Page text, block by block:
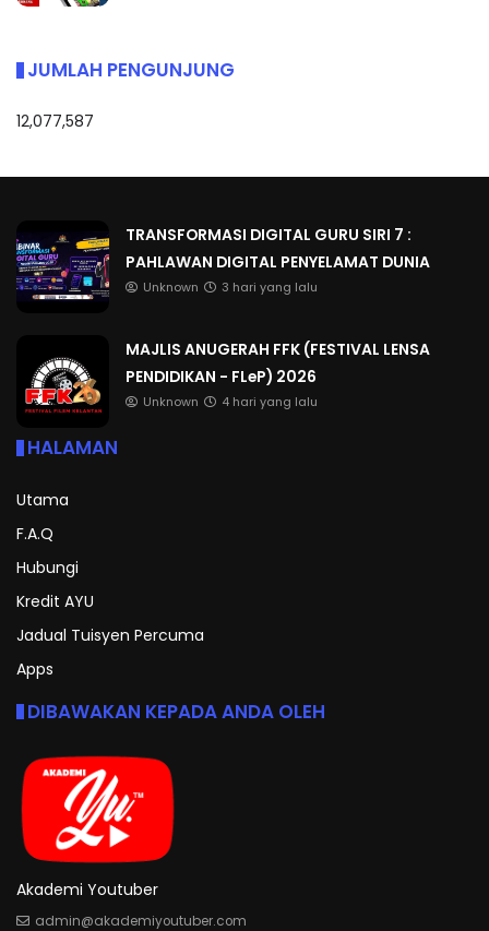
JUMLAH PENGUNJUNG
12,077,587
TRANSFORMASI DIGITAL GURU SIRI 7 :
PAHLAWAN DIGITAL PENYELAMAT DUNIA
Unknown 3 hari yang lalu
MAJLIS ANUGERAH FFK (FESTIVAL LENSA
PENDIDIKAN - FLeP) 2026
Unknown 4 hari yang lalu
HALAMAN
Utama
F.A.Q
Hubungi
Kredit AYU
Jadual Tuisyen Percuma
Apps
DIBAWAKAN KEPADA ANDA OLEH
Akademi Youtuber
admin@akademiyoutuber.com